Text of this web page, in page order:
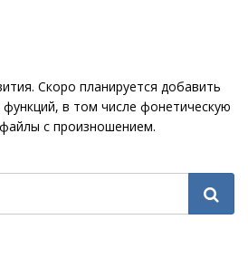
Скоро планируется добавить
функций, в том числе фонетическую
с произношением.